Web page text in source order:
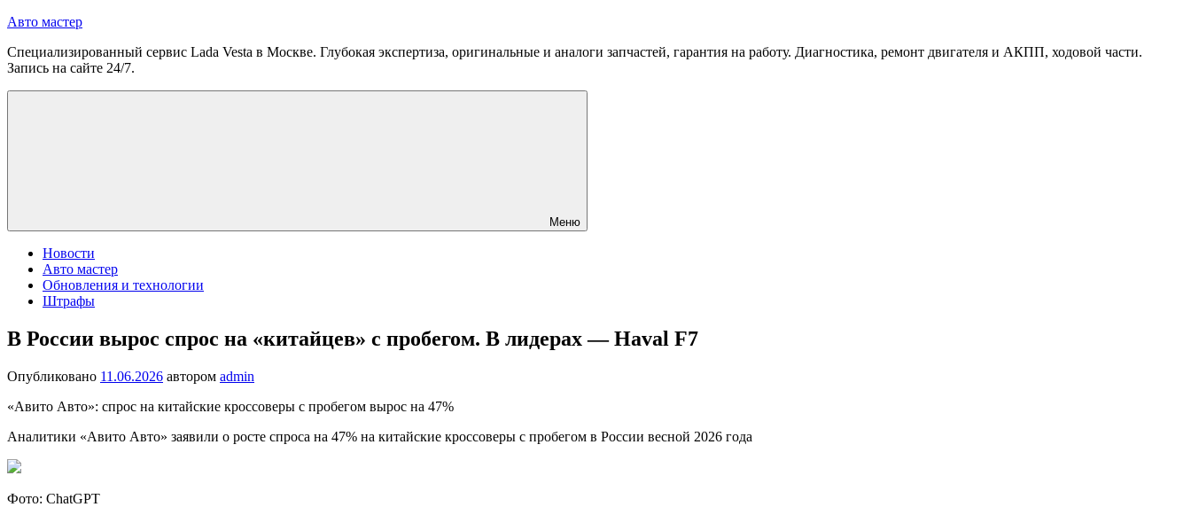
Перейти
содержимому
Авто мастер
Специализированный сервис Lada Vesta в Москве. Глубокая экспертиза, оригинальные и аналоги запчастей, гарантия на работу. Диагностика, ремонт двигателя и АКПП, ходовой части.
Запись на сайте 24/7.
Меню
Новости
Авто мастер
Обновления и технологии
Штрафы
В России вырос спрос на «китайцев» с пробегом. В лидерах — Haval F7
Опубликовано 11.06.2026 автором admin
«Авито Авто»: спрос на китайские кроссоверы с пробегом вырос на 47%
Аналитики «Авито Авто» заявили о росте спроса на 47% на китайские кроссоверы с пробегом в России весной 2026 года
Фото: ChatGPT